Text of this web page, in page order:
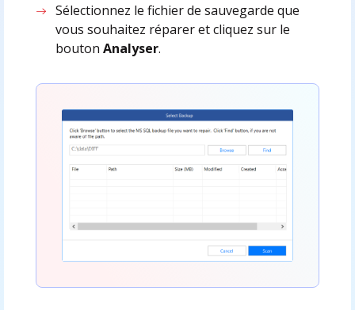
Sélectionnez le fichier de sauvegarde que
vous souhaitez réparer et cliquez sur le
boutonAnalyser.